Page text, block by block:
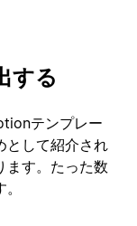
する
テンプレー
として紹介され
ます。たった数